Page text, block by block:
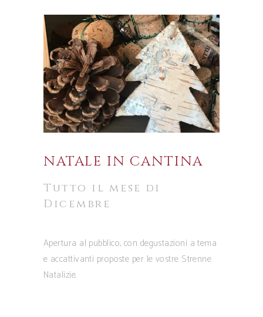
NATALE IN CANTINA
Tutto il mese di
Dicembre
Apertura al pubblico, con degustazioni a tema
e accattivanti proposte per le vostre Strenne
Natalizie.